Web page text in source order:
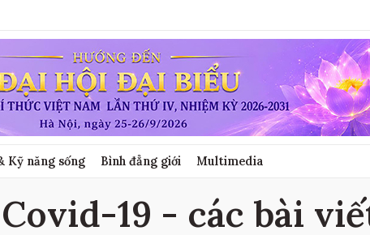
Kỹ năng sống Bình đẳng giới Multimedia
19 - các bài